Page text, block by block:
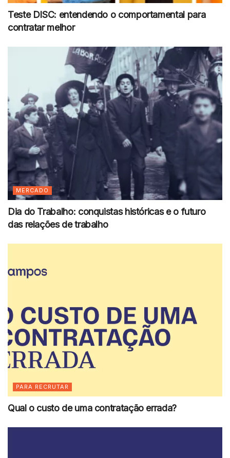
Teste DISC: entendendo o comportamental para
contratar melhor
MERCADO
Dia do Trabalho: conquistas históricas e o futuro
das relações de trabalho
PARA RECRUTAR
Qual o custo de uma contratação errada?